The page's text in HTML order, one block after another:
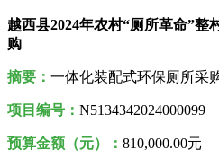
越西县2024年农村“厕所革命”整
购
摘要： 一体化装配式环保厕所采
项目编号： N5134342024000099
预算金额（元）： 810,000.00元